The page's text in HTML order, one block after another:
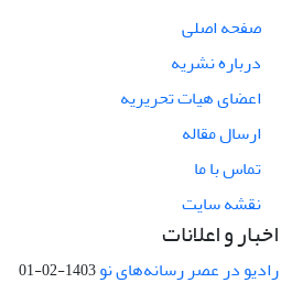
صفحه اصلی
درباره نشریه
اعضای هیات تحریریه
ارسال مقاله
تماس با ما
نقشه سایت
اخبار و اعلانات
رادیو در عصر رسانه‌های نو1403-02-01